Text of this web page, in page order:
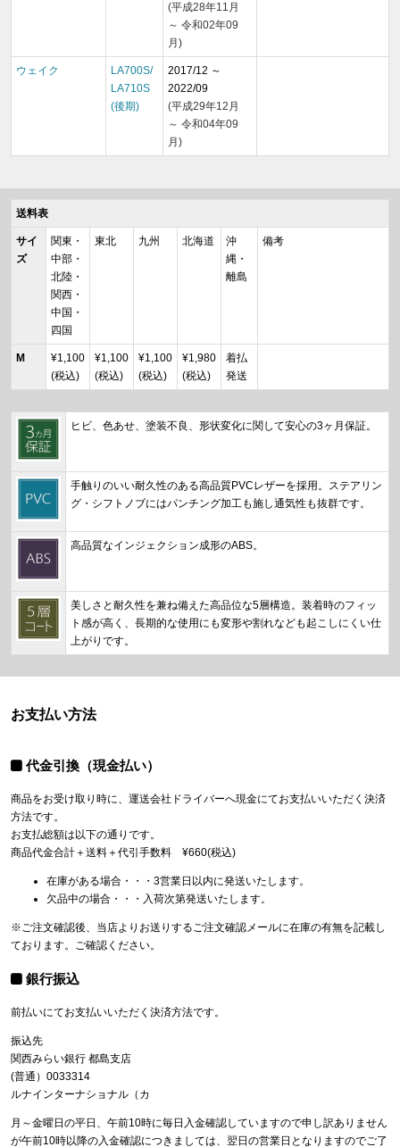
(平成28年11月
～ 令和02年09
月)
ウェイク
LA700S/
LA710S
(後期)
2017/12 ～
2022/09
(平成29年12月
～ 令和04年09
月)
送料表
サイ
ズ
関東・
中部・
北陸・
関西・
中国・
四国
東北 九州 北海道
沖
縄・
離島
備考
M
¥1,100
(税込)
¥1,100
(税込)
¥1,100
(税込)
¥1,980
(税込)
着払
発送
ヒビ、色あせ、塗装不良、形状変化に関して安心の3ヶ月保証。
手触りのいい耐久性のある高品質PVCレザーを採用。ステアリン
グ・シフトノブにはパンチング加工も施し通気性も抜群です。
高品質なインジェクション成形のABS。
美しさと耐久性を兼ね備えた高品位な5層構造。装着時のフィッ
ト感が高く、長期的な使用にも変形や割れなども起こしにくい仕
上がりです。
お支払い方法
代金引換（現金払い）
商品をお受け取り時に、運送会社ドライバーへ現金にてお支払いいただく決済
方法です。
お支払総額は以下の通りです。
商品代金合計＋送料＋代引手数料 ¥660(税込)
在庫がある場合・・・3営業日以内に発送いたします。
欠品中の場合・・・入荷次第発送いたします。
※ご注文確認後、当店よりお送りするご注文確認メールに在庫の有無を記載し
ております。ご確認ください。
銀行振込
前払いにてお支払いいただく決済方法です。
振込先
関西みらい銀行 都島支店
(普通）0033314
ルナインターナショナル（カ
月～金曜日の平日、午前10時に毎日入金確認していますので申し訳ありません
が午前10時以降の入金確認につきましては、翌日の営業日となりますのでご了